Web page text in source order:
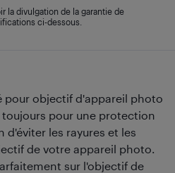
pour objectif d'appareil photo
toujours pour une protection
les rayures et les
de votre appareil photo.
sur l'objectif de
la divulgation de la garantie de
ci-dessous.